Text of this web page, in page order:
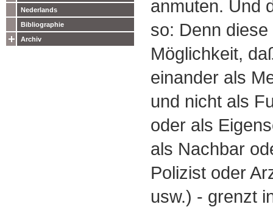
Nederlands
Bibliographie
Archiv
anmuten. Und
so: Denn
Möglichkeit,
einander als
und nicht als
oder als
als Nachbar
Polizist oder
usw.) - grenzt